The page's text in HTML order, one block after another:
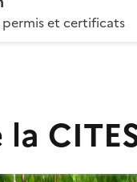
permis et certificats